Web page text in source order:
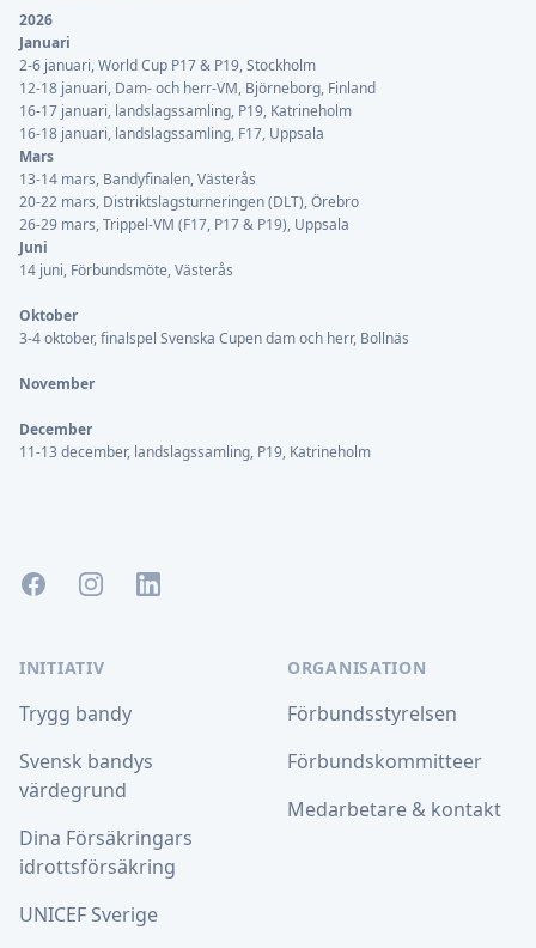
2026
Januari
2-6 januari, World Cup P17 & P19, Stockholm
12-18 januari, Dam- och herr-VM, Björneborg, Finland
16-17 januari, landslagssamling, P19, Katrineholm
16-18 januari, landslagssamling, F17, Uppsala
Mars
13-14 mars, Bandyfinalen, Västerås
20-22 mars, Distriktslagsturneringen (DLT), Örebro
26-29 mars, Trippel-VM (F17, P17 & P19), Uppsala
Juni
14 juni, Förbundsmöte, Västerås
Oktober
3-4 oktober, finalspel Svenska Cupen dam och herr, Bollnäs
November
December
11-13 december, landslagssamling, P19, Katrineholm
FacebookInstagramLinkedIn
INITIATIV
Trygg bandy
Svensk bandys
värdegrund
Dina Försäkringars
idrottsförsäkring
UNICEF Sverige
ORGANISATION
Förbundsstyrelsen
Förbundskommitteer
Medarbetare & kontakt